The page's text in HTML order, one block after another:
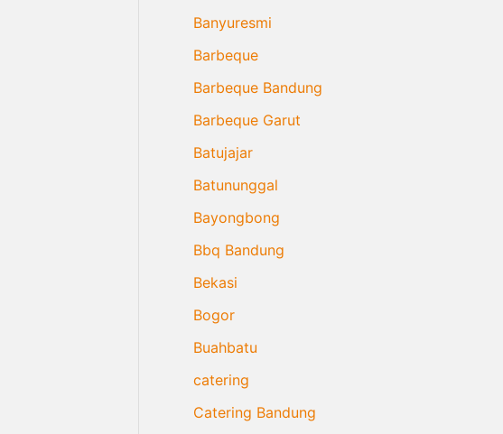
Banyuresmi
Barbeque
Barbeque Bandung
Barbeque Garut
Batujajar
Batununggal
Bayongbong
Bbq Bandung
Bekasi
Bogor
Buahbatu
catering
Catering Bandung